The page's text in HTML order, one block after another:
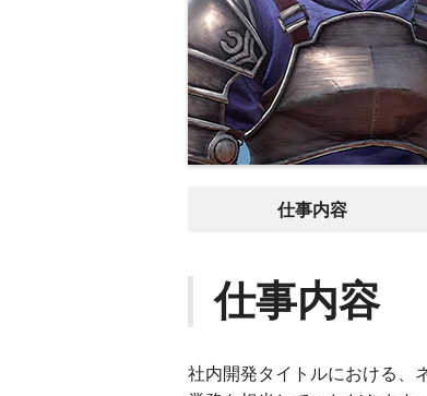
仕事内容
仕事内容
社内開発タイトルにおける、